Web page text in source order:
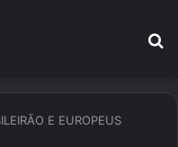
E EUROPEUS